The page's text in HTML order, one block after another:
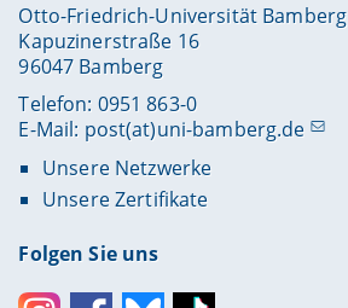
Otto-Friedrich-Universität Bamberg
Kapuzinerstraße 16
96047 Bamberg
Telefon: 0951 863-0
E-Mail: post(at)uni-bamberg.de
Unsere Netzwerke
Unsere Zertifikate
Folgen Sie uns